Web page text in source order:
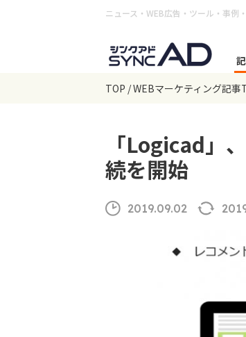
ニュース・WEB広告・ツール・事例
TOP WEBマーケティング記事
「Logicad」
続を開始
2019.09.02